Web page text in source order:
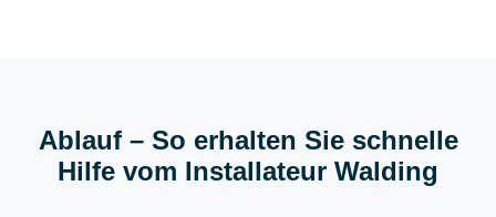
Ablauf – So erhalten Sie schnelle
Hilfe vom Installateur Walding